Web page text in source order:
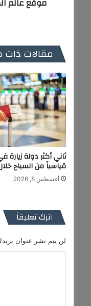
موقع عالم
مقالات ذات
ثاني أكثر دولة زيارة
قياسياً من السياح
أغسطس 8, 2026
اترك تعليقاً
لن يتم نشر عنوان